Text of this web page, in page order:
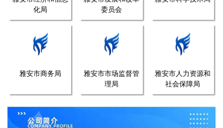
化局
委员会
雅安市商务局
雅安市市场监督管
理局
雅安市人力资源和
社会保障局